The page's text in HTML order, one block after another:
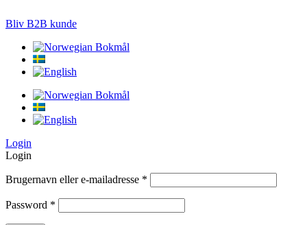
Bliv B2B kunde
Login
Login
Brugernavn eller e-mailadresse *
Password *